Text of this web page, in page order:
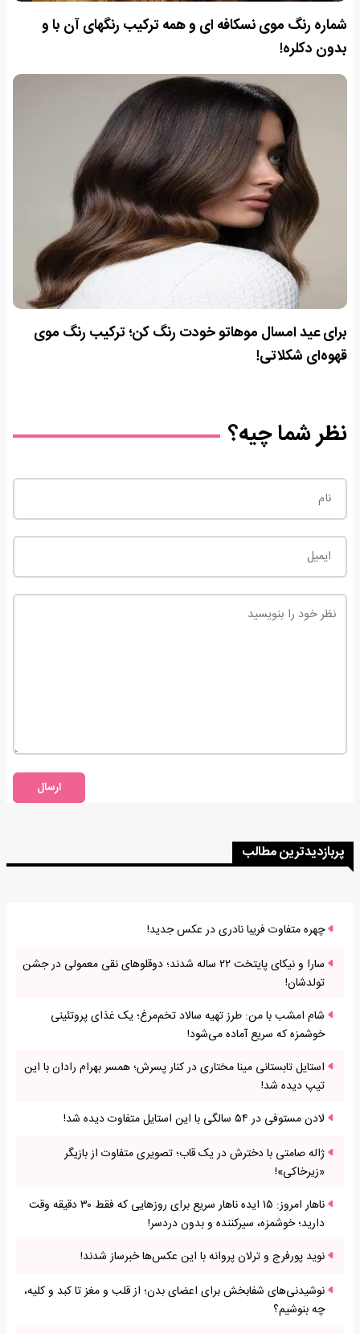
شماره رنگ موی نسکافه ای و همه ترکیب رنگهای آن با و
بدون دکلره!
برای عید امسال موهاتو خودت رنگ کن؛ ترکیب رنگ موی
قهوه‌ای شکلاتی!
نظر شما چیه؟
ارسال
پربازدیدترین مطالب
چهره متفاوت فریبا نادری در عکس جدید!
سارا و نیکای پایتخت ۲۲ ساله شدند؛ دوقلوهای نقی معمولی در جشن
تولدشان!
شام امشب با من: طرز تهیه سالاد تخم‌مرغ؛ یک غذای پروتئینی
خوشمزه که سریع آماده می‌شود!
استایل تابستانی مینا مختاری در کنار پسرش؛ همسر بهرام رادان با این
تیپ دیده شد!
لادن مستوفی در ۵۴ سالگی با این استایل متفاوت دیده شد!
ژاله صامتی با دخترش در یک قاب؛ تصویری متفاوت از بازیگر
«زیرخاکی»!
ناهار امروز: ۱۵ ایده ناهار سریع برای روزهایی که فقط ۳۰ دقیقه وقت
دارید؛ خوشمزه، سیرکننده و بدون دردسر!
نوید پورفرج و ترلان پروانه با این عکس‌ها خبرساز شدند!
نوشیدنی‌های شفابخش برای اعضای بدن؛ از قلب و مغز تا کبد و کلیه،
چه بنوشیم؟